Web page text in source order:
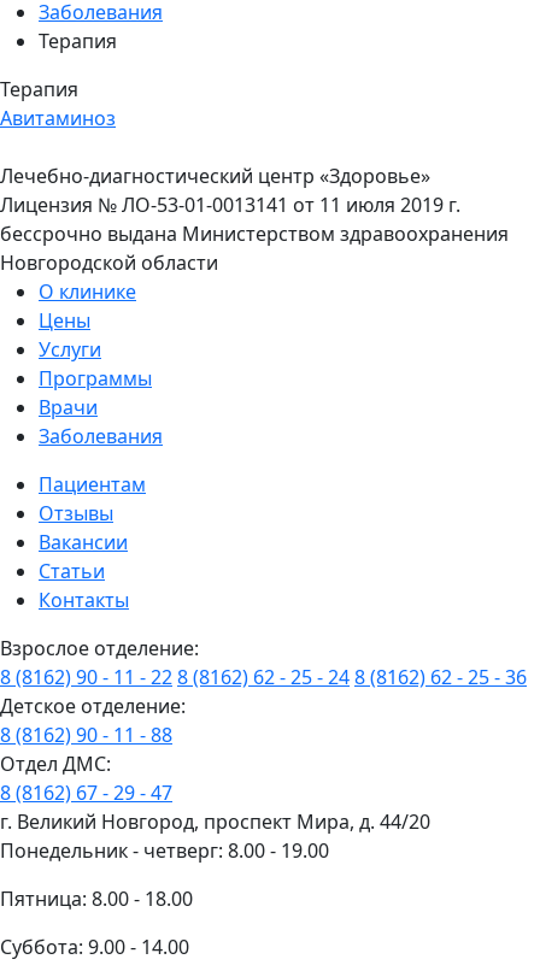
Заболевания
Терапия
Терапия
Авитаминоз
Лечебно-диагностический центр «Здоровье»
Лицензия № ЛО-53-01-0013141 от 11 июля 2019 г.
бессрочно выдана Министерством здравоохранения
Новгородской области
О клинике
Цены
Услуги
Программы
Врачи
Заболевания
Пациентам
Отзывы
Вакансии
Статьи
Контакты
Взрослое отделение:
8 (8162) 90 - 11 - 228 (8162) 62 - 25 - 248 (8162) 62 - 25 - 36
Детское отделение:
8 (8162) 90 - 11 - 88
Отдел ДМС:
8 (8162) 67 - 29 - 47
г. Великий Новгород, проспект Мира, д. 44/20
Понедельник - четверг: 8.00 - 19.00
Пятница: 8.00 - 18.00
Суббота: 9.00 - 14.00